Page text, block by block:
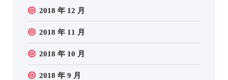
2018 年 12 月
2018 年 11 月
2018 年 10 月
2018 年 9 月